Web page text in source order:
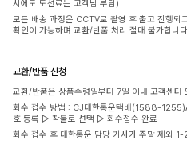
시에도 도선료는 고객님 부담)
모든 배송 과정은 CCTV로 촬영 후 출고 진행되
확인이 가능하며 교환/반품 처리 절대 불가합니
교환/반품 신청
교환/반품은 상품수령일부터 7일 이내 고객센터
회수 접수 방법 : CJ대한통운택배(1588-
호 등록 ▷ 착불로 선택 ▷ 회수접수 완료
회수 접수 후 대한통운 담당 기사가 주말 제외